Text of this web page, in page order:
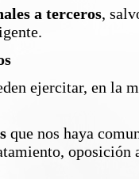
a terceros,
ejercitar, en la
que nos haya